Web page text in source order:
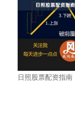
日照股票配资指